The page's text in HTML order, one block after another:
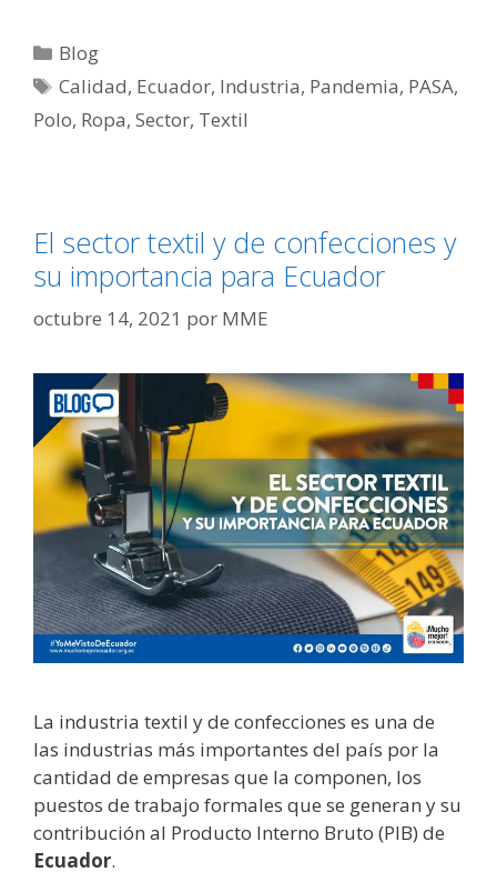
Blog
Calidad, Ecuador, Industria, Pandemia, PASA,
Polo, Ropa, Sector, Textil
El sector textil y de confecciones y
su importancia para Ecuador
octubre 14, 2021 por MME
La industria textil y de confecciones es una de
las industrias más importantes del país por la
cantidad de empresas que la componen, los
puestos de trabajo formales que se generan y su
contribución al Producto Interno Bruto (PIB) de
Ecuador.